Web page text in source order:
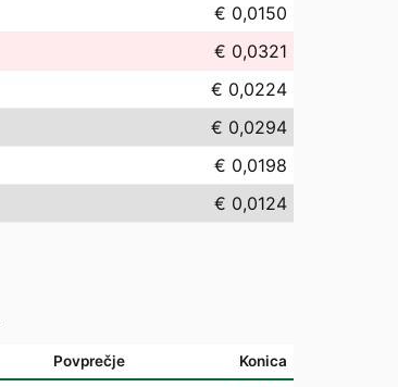
€ 0,0150
€ 0,0321
€ 0,0224
€ 0,0294
€ 0,0198
€ 0,0124
Povprečje Konica